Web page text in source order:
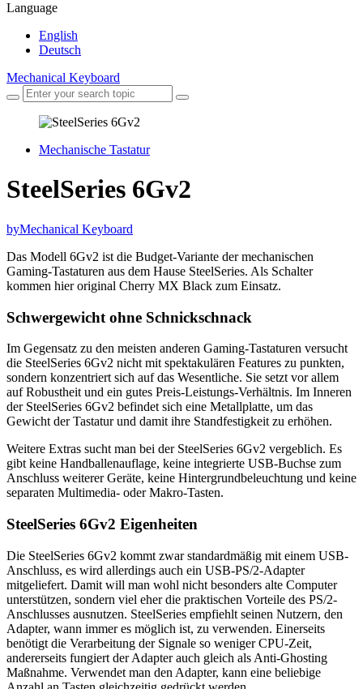
Language
English
Deutsch
Mechanical Keyboard
Mechanische Tastatur
SteelSeries 6Gv2
byMechanical Keyboard
Das Modell 6Gv2 ist die Budget-Variante der mechanischen
Gaming-Tastaturen aus dem Hause SteelSeries. Als Schalter
kommen hier original Cherry MX Black zum Einsatz.
Schwergewicht ohne Schnickschnack
Im Gegensatz zu den meisten anderen Gaming-Tastaturen versucht
die SteelSeries 6Gv2 nicht mit spektakulären Features zu punkten,
sondern konzentriert sich auf das Wesentliche. Sie setzt vor allem
auf Robustheit und ein gutes Preis-Leistungs-Verhältnis. Im Inneren
der SteelSeries 6Gv2 befindet sich eine Metallplatte, um das
Gewicht der Tastatur und damit ihre Standfestigkeit zu erhöhen.
Weitere Extras sucht man bei der SteelSeries 6Gv2 vergeblich. Es
gibt keine Handballenauflage, keine integrierte USB-Buchse zum
Anschluss weiterer Geräte, keine Hintergrundbeleuchtung und keine
separaten Multimedia- oder Makro-Tasten.
SteelSeries 6Gv2 Eigenheiten
Die SteelSeries 6Gv2 kommt zwar standardmäßig mit einem USB-
Anschluss, es wird allerdings auch ein USB-PS/2-Adapter
mitgeliefert. Damit will man wohl nicht besonders alte Computer
unterstützen, sondern viel eher die praktischen Vorteile des PS/2-
Anschlusses ausnutzen. SteelSeries empfiehlt seinen Nutzern, den
Adapter, wann immer es möglich ist, zu verwenden. Einerseits
benötigt die Verarbeitung der Signale so weniger CPU-Zeit,
andererseits fungiert der Adapter auch gleich als Anti-Ghosting
Maßnahme. Verwendet man den Adapter, kann eine beliebige